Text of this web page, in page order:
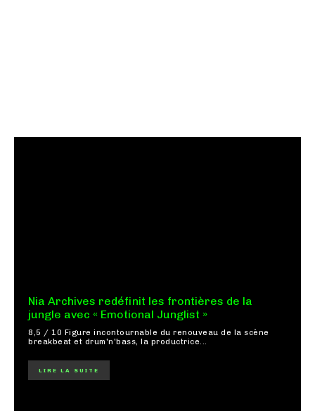
Nia Archives redéfinit les frontières de la
jungle avec « Emotional Junglist »
8,5 / 10 Figure incontournable du renouveau de la scène
breakbeat et drum'n'bass, la productrice...
LIRE LA SUITE